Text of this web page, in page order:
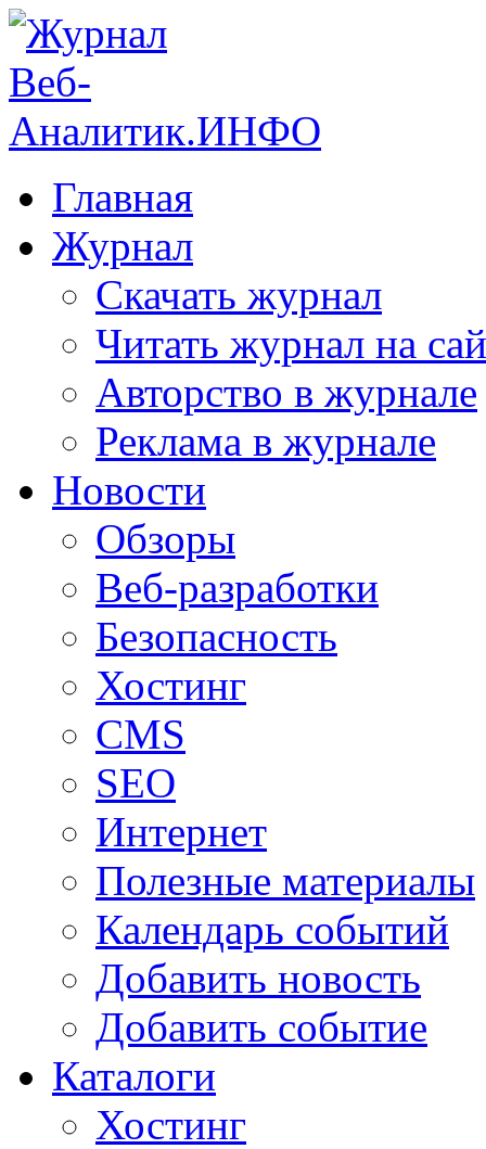
Главная
Журнал
Скачать журнал
Читать журнал на
Авторство в журнале
Реклама в журнале
Новости
Обзоры
Веб-разработки
Безопасность
Хостинг
CMS
SEO
Интернет
Полезные материалы
Календарь событий
Добавить новость
Добавить событие
Каталоги
Хостинг